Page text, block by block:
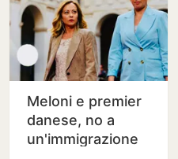
Meloni e premier
danese, no a
un'immigrazione